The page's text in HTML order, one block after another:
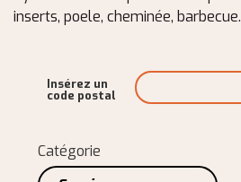
inserts, poele, cheminée, barbecue.
Insérez un
code postal
Catégorie